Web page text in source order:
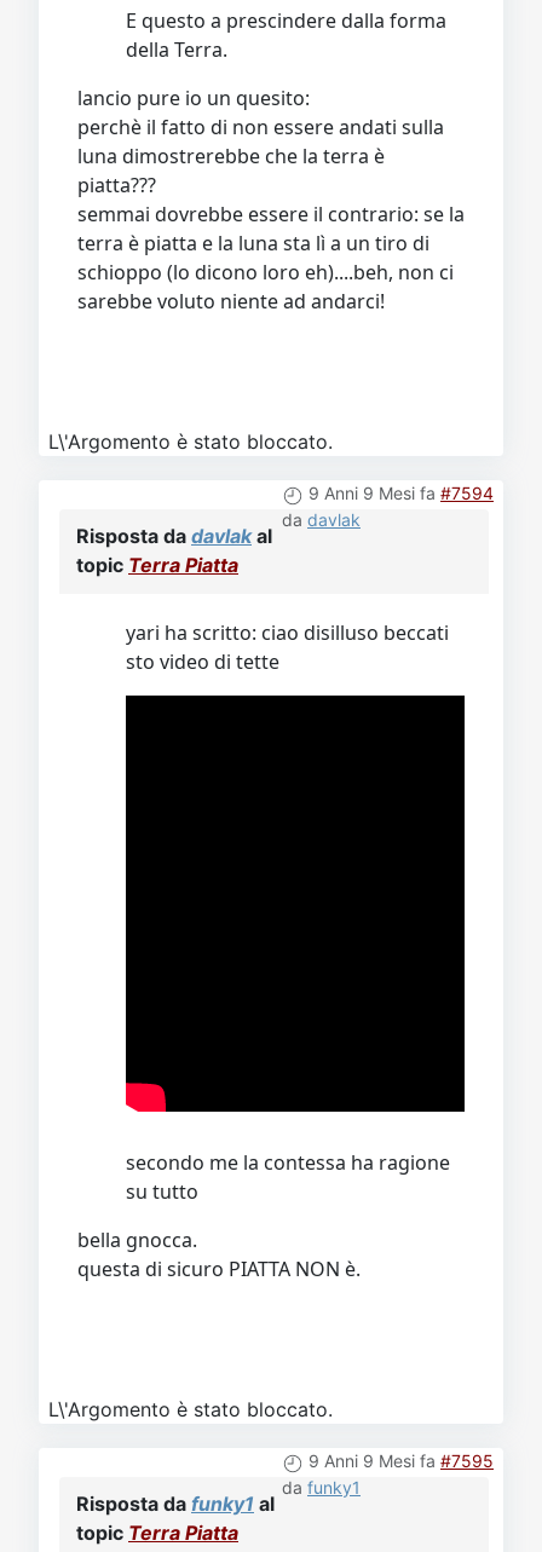
E questo a prescindere dalla forma
della Terra.
lancio pure io un quesito:
perchè il fatto di non essere andati sulla
luna dimostrerebbe che la terra è
piatta???
semmai dovrebbe essere il contrario: se la
terra è piatta e la luna sta lì a un tiro di
schioppo (lo dicono loro eh)....beh, non ci
sarebbe voluto niente ad andarci!
L\'Argomento è stato bloccato.
9 Anni 9 Mesi fa #7594
da davlak
Risposta da davlakal
topic Terra Piatta
yari ha scritto: ciao disilluso beccati
sto video di tette
secondo me la contessa ha ragione
su tutto
bella gnocca.
questa di sicuro PIATTA NON è.
L\'Argomento è stato bloccato.
9 Anni 9 Mesi fa #7595
da funky1
Risposta da funky1 al
topic Terra Piatta